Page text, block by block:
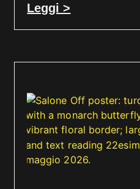
Leggi >